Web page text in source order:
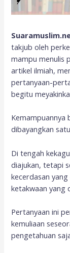
takjub oleh
mampu menulis
artikel ilmiah,
pertanyaan-
begitu
Kemampuannya
dibayangkan
Di tengah
diajukan, tetapi
kecerdasan
ketakwaan yang
Pertanyaan ini
kemuliaan
pengetahuan